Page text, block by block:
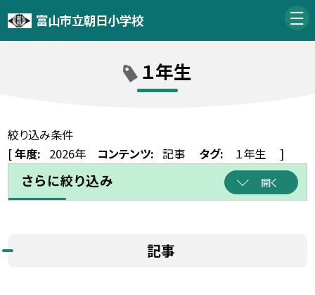
富山市立朝日小学校
１年生
絞り込み条件
[年度: 2026年 コンテンツ: 記事 タグ: １年生 ]
さらに絞り込み 開く
記事